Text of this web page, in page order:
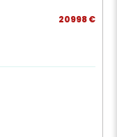
20998 €